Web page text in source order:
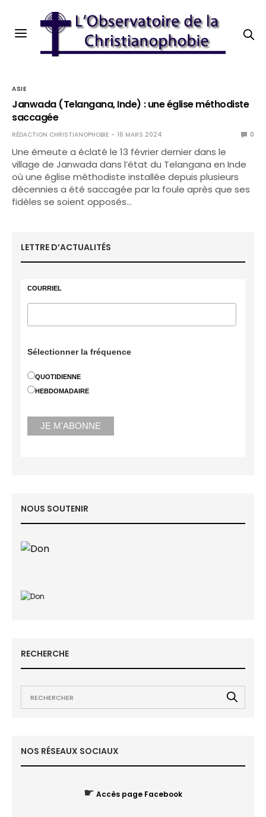
ASIE
Janwada (Telangana, Inde) : une église méthodiste
saccagée
RÉDACTION CHRISTIANOPHOBIE 16 MARS 2024 0
Une émeute a éclaté le 13 février dernier dans le
village de Janwada dans l’état du Telangana en Inde
où une église méthodiste installée depuis plusieurs
décennies a été saccagée par la foule après que ses
fidèles se soient opposés…
LETTRE D’ACTUALITÉS
COURRIEL
Sélectionner la fréquence
QUOTIDIENNE
HEBDOMADAIRE
NOUS SOUTENIR
RECHERCHE
NOS RÉSEAUX SOCIAUX
☛ Accès page Facebook